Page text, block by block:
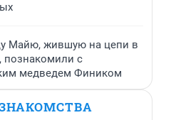
Майю, жившую на цепи в
познакомили с
медведем Фиником